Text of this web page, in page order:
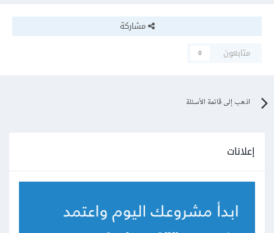
مشاركة
متابعون
0
اذهب إلى قائمة الأسئلة
إعلانات